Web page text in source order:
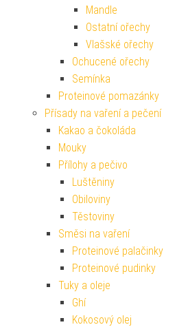
Mandle
Ostatní ořechy
Vlašské ořechy
Ochucené ořechy
Semínka
Proteinové pomazánky
Přísady na vaření a pečení
Kakao a čokoláda
Mouky
Přílohy a pečivo
Luštěniny
Obiloviny
Těstoviny
Směsi na vaření
Proteinové palačinky
Proteinové pudinky
Tuky a oleje
Ghí
Kokosový olej